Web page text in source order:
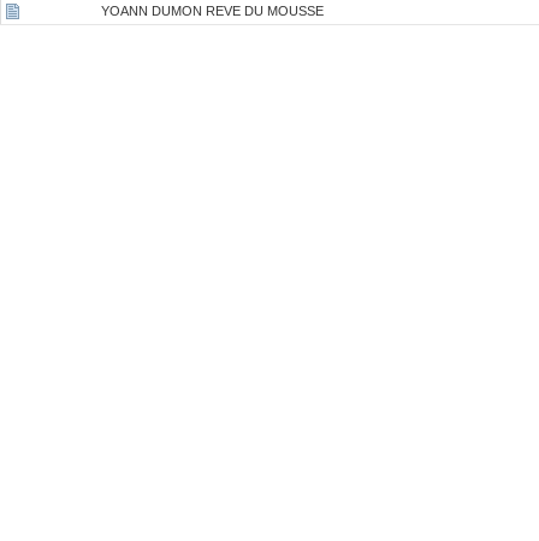
YOANN DUMON REVE DU MOUSSE